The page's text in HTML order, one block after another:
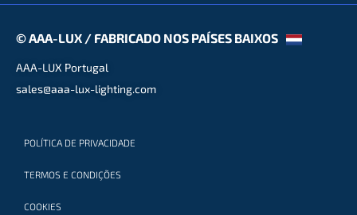
© AAA-LUX / FABRICADO NOS PAÍSES BAIXOS
AAA-LUX Portugal
sales@aaa-lux-lighting.com
POLÍTICA DE PRIVACIDADE
TERMOS E CONDIÇÕES
COOKIES